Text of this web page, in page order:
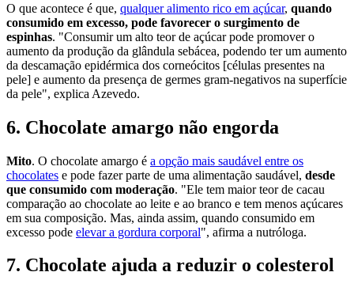
O que acontece é que, qualquer alimento rico em açúcar, quando
consumido em excesso, pode favorecer o surgimento de
espinhas. "Consumir um alto teor de açúcar pode promover o
aumento da produção da glândula sebácea, podendo ter um aumento
da descamação epidérmica dos corneócitos [células presentes na
pele] e aumento da presença de germes gram-negativos na superfície
da pele", explica Azevedo.
6. Chocolate amargo não engorda
Mito. O chocolate amargo é a opção mais saudável entre os
chocolates e pode fazer parte de uma alimentação saudável, desde
que consumido com moderação. "Ele tem maior teor de cacau
comparação ao chocolate ao leite e ao branco e tem menos açúcares
em sua composição. Mas, ainda assim, quando consumido em
excesso pode elevar a gordura corporal", afirma a nutróloga.
7. Chocolate ajuda a reduzir o colesterol